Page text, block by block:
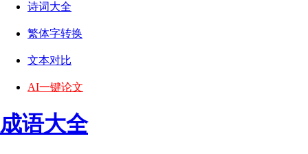
诗词大全
繁体字转换
文本对比
AI一键论文
成语大全